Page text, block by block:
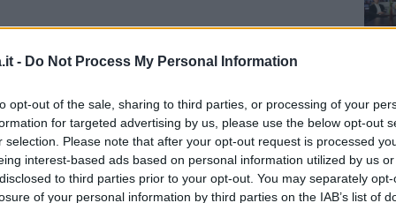
- Do Not Process My Personal Information
opt-out of the sale, sharing to third parties, or processing of your
for targeted advertising by us, please use the below opt-out
selection. Please note that after your opt-out request is processed
interest-based ads based on personal information utilized by us
to third parties prior to your opt-out. You may separately
of your personal information by third parties on the IAB’s list of
di
paio di boxer e alludere a quanto è sexy;
quasi
o toglierle anche. Andare alle sue
sport e dirgli quanto è incredibile.
è meglio di Gordon Ramsey. Stringergli il
per la strada. Farsi insegnare i suoi